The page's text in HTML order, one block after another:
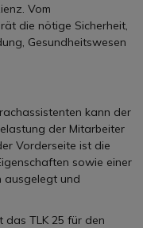
Vom
die nötige Sicherheit,
Gesundheitswesen
kann der
der Mitarbeiter
Vorderseite ist die
sowie einer
ausgelegt und
TLK 25 für den